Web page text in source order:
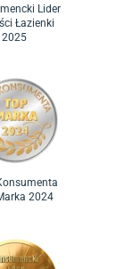
Lider
Łazienki
2025
2024